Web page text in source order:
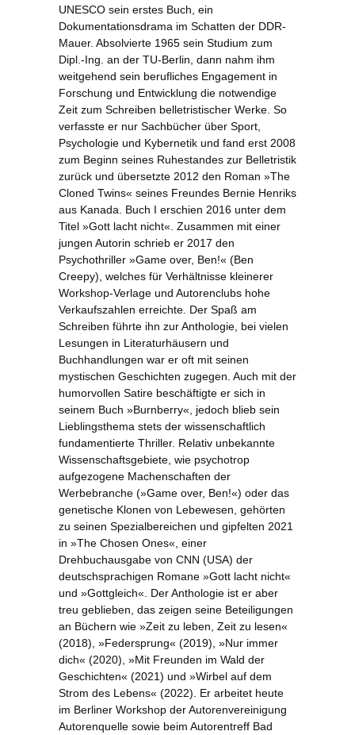
UNESCO sein erstes Buch, ein
Dokumentationsdrama im Schatten der DDR-
Mauer. Absolvierte 1965 sein Studium zum
Dipl.-Ing. an der TU-Berlin, dann nahm ihm
weitgehend sein berufliches Engagement in
Forschung und Entwicklung die notwendige
Zeit zum Schreiben belletristischer Werke. So
verfasste er nur Sachbücher über Sport,
Psychologie und Kybernetik und fand erst 2008
zum Beginn seines Ruhestandes zur Belletristik
zurück und übersetzte 2012 den Roman »The
Cloned Twins« seines Freundes Bernie Henriks
aus Kanada. Buch I erschien 2016 unter dem
Titel »Gott lacht nicht«. Zusammen mit einer
jungen Autorin schrieb er 2017 den
Psychothriller »Game over, Ben!« (Ben
Creepy), welches für Verhältnisse kleinerer
Workshop-Verlage und Autorenclubs hohe
Verkaufszahlen erreichte. Der Spaß am
Schreiben führte ihn zur Anthologie, bei vielen
Lesungen in Literaturhäusern und
Buchhandlungen war er oft mit seinen
mystischen Geschichten zugegen. Auch mit der
humorvollen Satire beschäftigte er sich in
seinem Buch »Burnberry«, jedoch blieb sein
Lieblingsthema stets der wissenschaftlich
fundamentierte Thriller. Relativ unbekannte
Wissenschaftsgebiete, wie psychotrop
aufgezogene Machenschaften der
Werbebranche (»Game over, Ben!«) oder das
genetische Klonen von Lebewesen, gehörten
zu seinen Spezialbereichen und gipfelten 2021
in »The Chosen Ones«, einer
Drehbuchausgabe von CNN (USA) der
deutschsprachigen Romane »Gott lacht nicht«
und »Gottgleich«. Der Anthologie ist er aber
treu geblieben, das zeigen seine Beteiligungen
an Büchern wie »Zeit zu leben, Zeit zu lesen«
(2018), »Federsprung« (2019), »Nur immer
dich« (2020), »Mit Freunden im Wald der
Geschichten« (2021) und »Wirbel auf dem
Strom des Lebens« (2022). Er arbeitet heute
im Berliner Workshop der Autorenvereinigung
Autorenquelle sowie beim Autorentreff Bad